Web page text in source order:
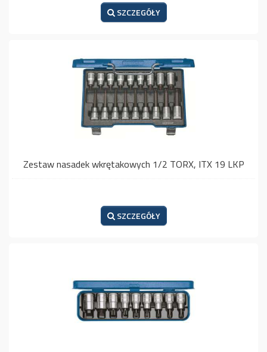
SZCZEGÓŁY
Zestaw nasadek wkrętakowych 1/2 TORX, ITX 19 LKP
SZCZEGÓŁY